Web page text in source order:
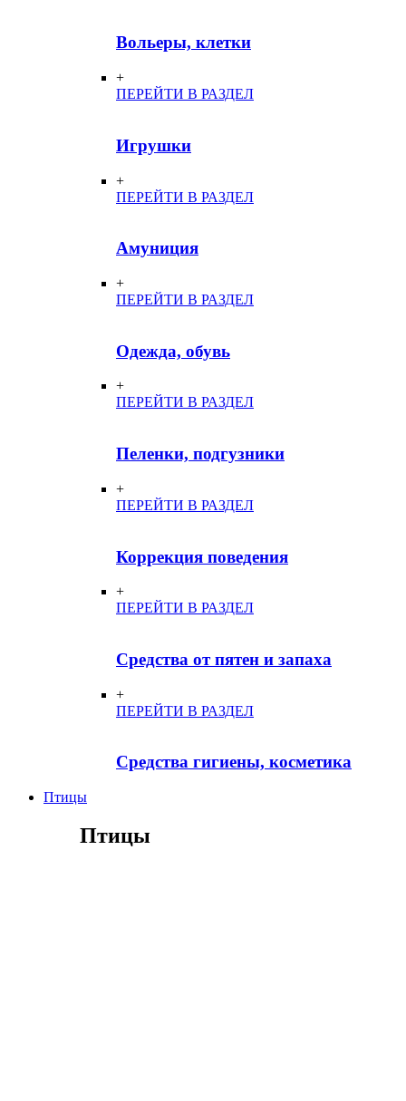
Вольеры, клетки
+
ПЕРЕЙТИ В РАЗДЕЛ
Игрушки
+
ПЕРЕЙТИ В РАЗДЕЛ
Амуниция
+
ПЕРЕЙТИ В РАЗДЕЛ
Одежда, обувь
+
ПЕРЕЙТИ В РАЗДЕЛ
Пеленки, подгузники
+
ПЕРЕЙТИ В РАЗДЕЛ
Коррекция поведения
+
ПЕРЕЙТИ В РАЗДЕЛ
Средства от пятен и запаха
+
ПЕРЕЙТИ В РАЗДЕЛ
Средства гигиены, косметика
Птицы
Птицы